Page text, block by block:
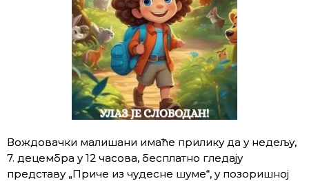
Вождовачки малишани имаће прилику да у недељу,
7. децембра у 12 часова, бесплатно гледају
представу „Приче из чудесне шуме“, у позоришној